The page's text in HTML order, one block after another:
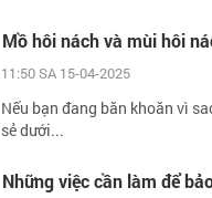
Mồ hôi nách và mùi hôi
11:50 SA 15-04-2025
Nếu bạn đang băn khoăn vì
sẻ dưới...
Những việc cần làm để